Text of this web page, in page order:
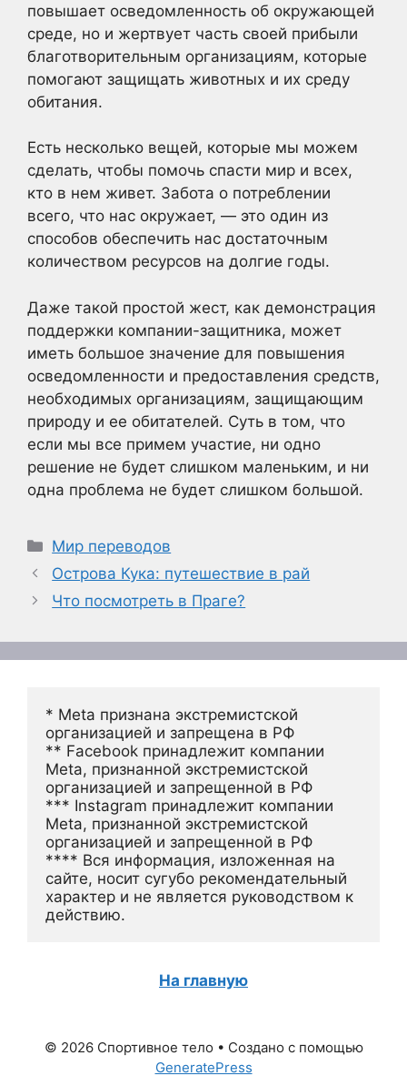
повышает осведомленность об окружающей
среде, но и жертвует часть своей прибыли
благотворительным организациям, которые
помогают защищать животных и их среду
обитания.
Есть несколько вещей, которые мы можем
сделать, чтобы помочь спасти мир и всех,
кто в нем живет. Забота о потреблении
всего, что нас окружает, — это один из
способов обеспечить нас достаточным
количеством ресурсов на долгие годы.
Даже такой простой жест, как демонстрация
поддержки компании-защитника, может
иметь большое значение для повышения
осведомленности и предоставления средств,
необходимых организациям, защищающим
природу и ее обитателей. Суть в том, что
если мы все примем участие, ни одно
решение не будет слишком маленьким, и ни
одна проблема не будет слишком большой.
Рубрики
Мир переводов
Острова Кука: путешествие в рай
Что посмотреть в Праге?
* Meta признана экстремистской
организацией и запрещена в РФ
** Facebook принадлежит компании
Meta, признанной экстремистской
организацией и запрещенной в РФ
*** Instagram принадлежит компании
Meta, признанной экстремистской
организацией и запрещенной в РФ
**** Вся информация, изложенная на
сайте, носит сугубо рекомендательный
характер и не является руководством к
действию.
На главную
© 2026 Спортивное тело • Создано с помощью
GeneratePress